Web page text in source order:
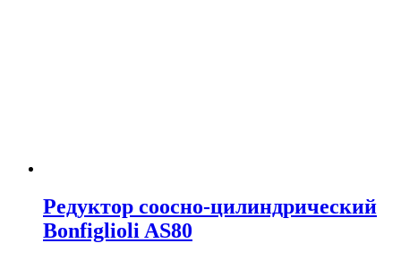
Редуктор соосно-цилиндрический
Bonfiglioli AS80